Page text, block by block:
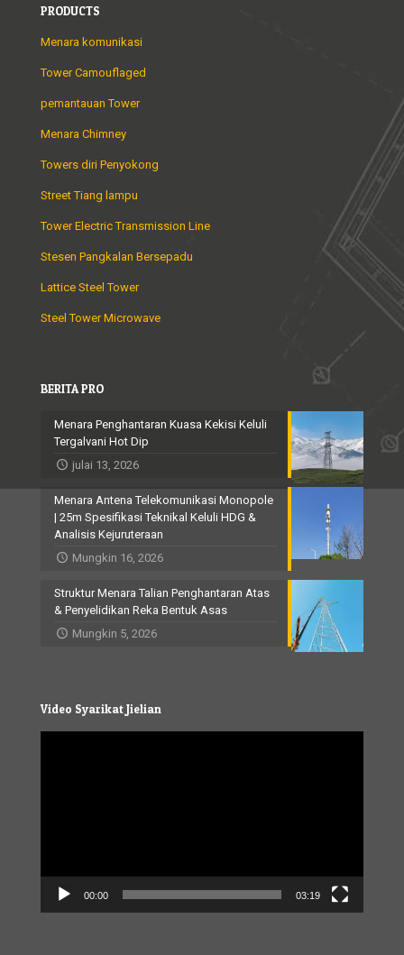
PRODUCTS
Menara komunikasi
Tower Camouflaged
pemantauan Tower
Menara Chimney
Towers diri Penyokong
Street Tiang lampu
Tower Electric Transmission Line
Stesen Pangkalan Bersepadu
Lattice Steel Tower
Steel Tower Microwave
BERITA PRO
Menara Penghantaran Kuasa Kekisi Keluli
Tergalvani Hot Dip
julai 13, 2026
Menara Antena Telekomunikasi Monopole
| 25m Spesifikasi Teknikal Keluli HDG &
Analisis Kejuruteraan
Mungkin 16, 2026
Struktur Menara Talian Penghantaran Atas
& Penyelidikan Reka Bentuk Asas
Mungkin 5, 2026
Video Syarikat Jielian
00:00 03:19